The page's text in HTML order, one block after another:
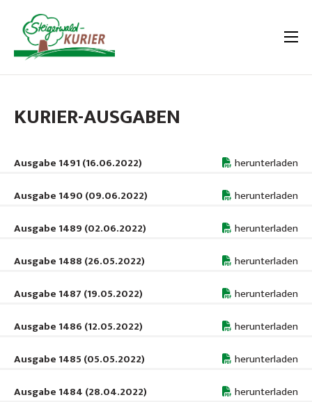
KURIER-AUSGABEN
Ausgabe 1491 (16.06.2022)
herunterladen
Ausgabe 1490 (09.06.2022)
herunterladen
Ausgabe 1489 (02.06.2022)
herunterladen
Ausgabe 1488 (26.05.2022)
herunterladen
Ausgabe 1487 (19.05.2022)
herunterladen
Ausgabe 1486 (12.05.2022)
herunterladen
Ausgabe 1485 (05.05.2022)
herunterladen
Ausgabe 1484 (28.04.2022)
herunterladen